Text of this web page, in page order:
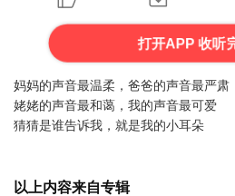
打开APP 收听
妈妈的声音最温柔，爸爸的声音最严肃
姥姥的声音最和蔼，我的声音最可爱
猜猜是谁告诉我，就是我的小耳朵
以上内容来自专辑